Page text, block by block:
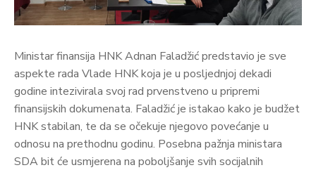
Ministar finansija HNK Adnan Faladžić predstavio je sve
aspekte rada Vlade HNK koja je u posljednjoj dekadi
godine intezivirala svoj rad prvenstveno u pripremi
finansijskih dokumenata. Faladžić je istakao kako je budžet
HNK stabilan, te da se očekuje njegovo povećanje u
odnosu na prethodnu godinu. Posebna pažnja ministara
SDA bit će usmjerena na poboljšanje svih socijalnih